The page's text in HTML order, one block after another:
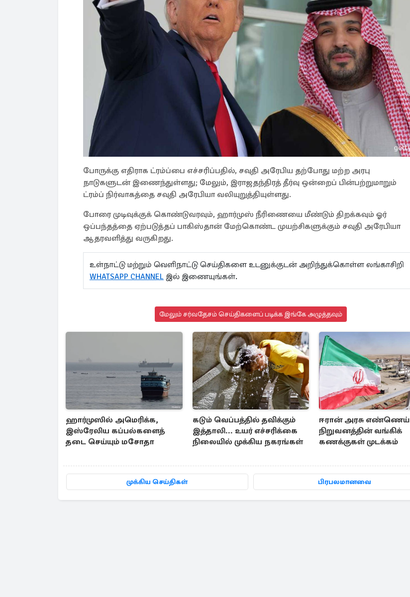
போருக்கு எதிராக ட்ரம்ப்பை எச்சரிப்பதில், சவுதி அரேபிய தற்போது மற்ற அரபு
நாடுகளுடன் இணைந்துள்ளது; மேலும், இராஜதந்திரத் தீர்வு ஒன்றைப் பின்பற்றுமாறும்
ட்ரம்ப் நிர்வாகத்தை சவுதி அரேபியா வலியுறுத்தியுள்ளது.
போரை முடிவுக்குக் கொண்டுவரவும், ஹார்முஸ் நீரிணையை மீண்டும் திறக்கவும் ஓர்
ஒப்பந்தத்தை ஏற்படுத்தப் பாகிஸ்தான் மேற்கொண்ட முயற்சிகளுக்கும் சவுதி அரேபியா
ஆதரவளித்து வருகிறது.
உள்நாட்டு மற்றும் வெளிநாட்டு செய்திகளை உடனுக்குடன் அறிந்துக்கொள்ள லங்காசிறி
WHATSAPP CHANNEL இல் இணையுங்கள்.
மேலும் சர்வதேசம் செய்திகளைப் படிக்க இங்கே அழுத்தவும்
ஹார்முஸில் அமெரிக்க,
இஸ்ரேலிய கப்பல்களைத்
தடை செய்யும் மசோதா
கடும் வெப்பத்தில் தவிக்கும்
இத்தாலி... உயர் எச்சரிக்கை
நிலையில் முக்கிய நகரங்கள்
ஈரான் அரசு எண்ணெய்
நிறுவனத்தின் வங்கிக்
கணக்குகள் முடக்கம்
முக்கிய செய்திகள் பிரபலமானவை